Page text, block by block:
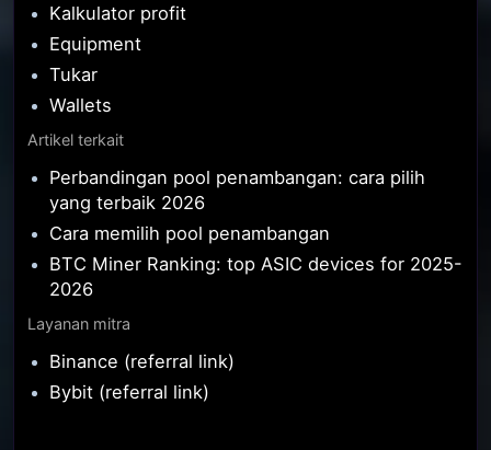
Kalkulator profit
Equipment
Tukar
Wallets
Artikel terkait
Perbandingan pool penambangan: cara pilih
yang terbaik 2026
Cara memilih pool penambangan
BTC Miner Ranking: top ASIC devices for 2025-
2026
Layanan mitra
Binance (referral link)
Bybit (referral link)